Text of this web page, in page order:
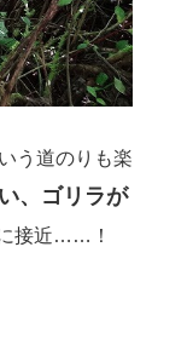
う道のりも楽
い、ゴリラが
接近……！